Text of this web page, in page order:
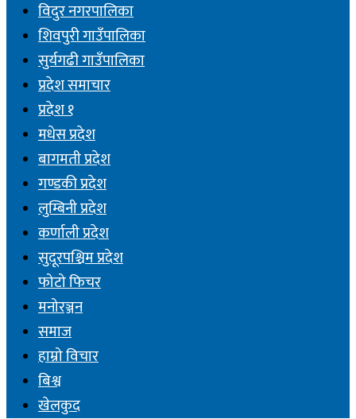
विदुर नगरपालिका
शिवपुरी गाउँपालिका
सुर्यगढी गाउँपालिका
प्रदेश समाचार
प्रदेश १
मधेस प्रदेश
बागमती प्रदेश
गण्डकी प्रदेश
लुम्बिनी प्रदेश
कर्णाली प्रदेश
सुदूरपश्चिम प्रदेश
फोटो फिचर
मनोरञ्जन
समाज
हाम्रो विचार
बिश्व
खेलकुद